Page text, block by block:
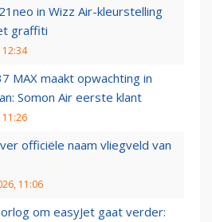
in Wizz Air-kleurstelling
graffiti
12:34
MAX maakt opwachting in
Somon Air eerste klant
11:26
officiële naam vliegveld van
11:06
om easyJet gaat verder: